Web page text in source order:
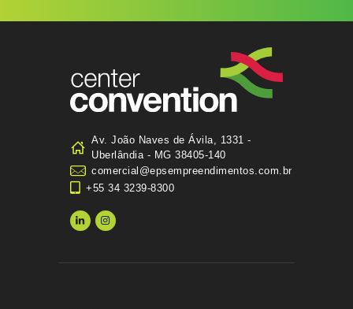
Av. João Naves de Ávila, 1331 -
Uberlândia - MG 38405-140
comercial@epsempreendimentos.com.br
+55 34 3239-8300